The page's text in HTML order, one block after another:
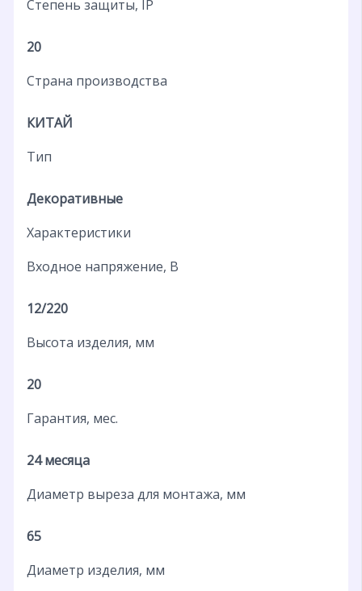
Степень защиты, IP
20
Страна производства
КИТАЙ
Тип
Декоративные
Характеристики
Входное напряжение, В
12/220
Высота изделия, мм
20
Гарантия, мес.
24 месяца
Диаметр выреза для монтажа, мм
65
Диаметр изделия, мм